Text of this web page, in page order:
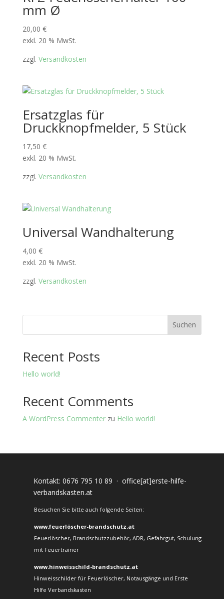
mm Ø
20,00 €
exkl. 20 % MwSt.
zzgl. Versandkosten
Ersatzglas für
Druckknopfmelder, 5 Stück
17,50 €
exkl. 20 % MwSt.
zzgl. Versandkosten
Universal Wandhalterung
4,00 €
exkl. 20 % MwSt.
zzgl. Versandkosten
Suchen
Recent Posts
Hello world!
Recent Comments
A WordPress Commenterzu Hello world!
Kontakt: 0676 795 10 89 · office[at]erste-hilfe-
verbandskasten.at
Besuchen Sie bitte auch folgende Seiten:
www.feuerlöscher-brandschutz.at
Feuerlöscher, Brandschutzzubehör, ADR, Gefahrgut, Schulung
mit Feuertrainer
www.hinweisschild-brandschutz.at
Hinweisschilder für Feuerlöscher, Notausgänge und Erste
Hilfe Verbandskasten